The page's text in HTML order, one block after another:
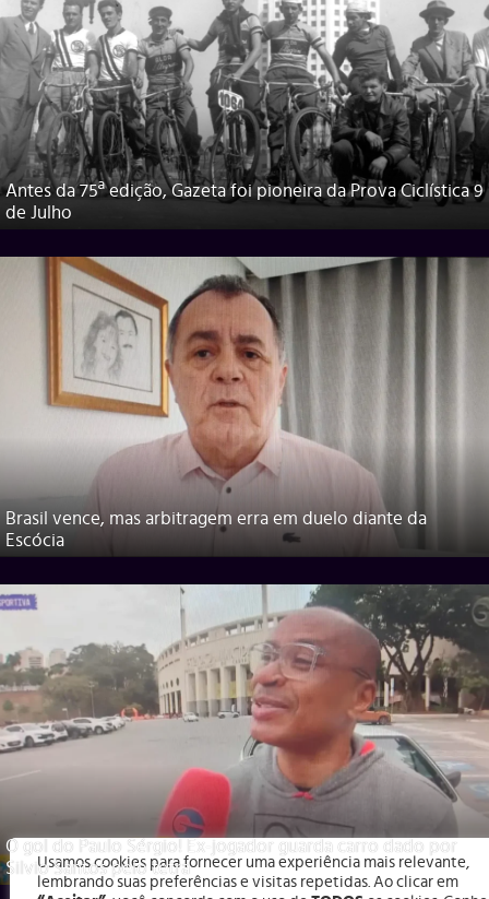
Antes da 75ª edição, Gazeta foi pioneira da Prova Ciclística 9
de Julho
Brasil vence, mas arbitragem erra em duelo diante da
Escócia
O gol do Paulo Sérgio! Ex-jogador guarda carro dado por
Silvio Santos pelo tetra
Usamos cookies para fornecer uma experiência mais relevante,
lembrando suas preferências e visitas repetidas. Ao clicar em